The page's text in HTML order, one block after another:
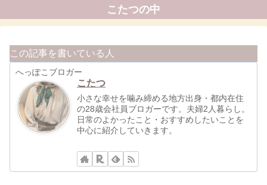
こたつの中
この記事を書いている人
へっぽこブロガー
こたつ
小さな幸せを噛み締める地方出身・都内在住
の28歳会社員ブロガーです。夫婦2人暮らし。
日常のよかったこと・おすすめしたいことを
中心に紹介していきます。